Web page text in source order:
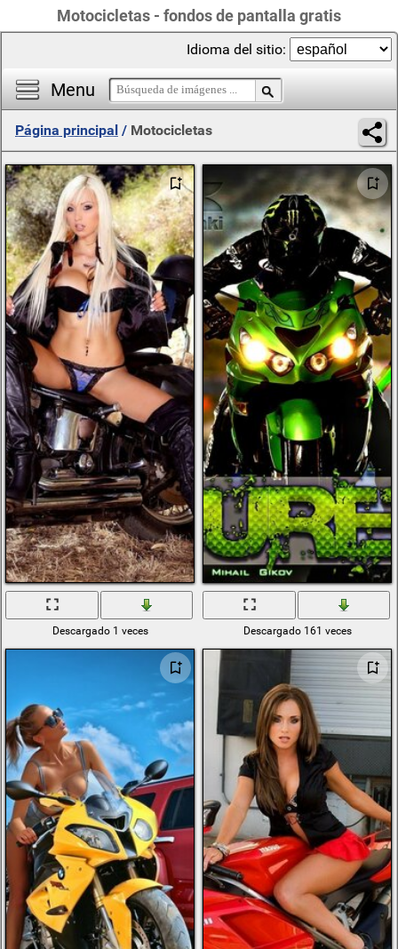
Motocicletas - fondos de pantalla gratis
Menu
Idioma del sitio:
Página principal / Motocicletas
Descargado 1 veces Descargado 161 veces